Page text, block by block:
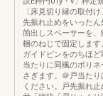
〔床見切り縁の取付
先振れ止めをいった
箇出しスベーサーを
梱のねじで固定しま
ガイドピンをのちほ
当たりに同楓のポり
さぎます。＠戸当た
ください。戸先振れ